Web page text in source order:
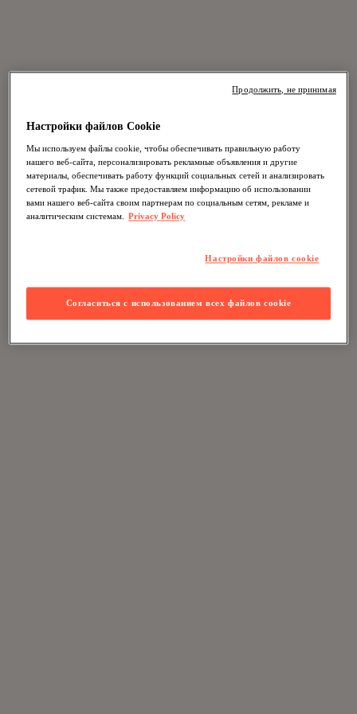
Настройки файлов Cookie
Мы используем файлы cookie, чтобы обеспечивать правильную работу
нашего веб-сайта, персонализировать рекламные объявления и другие
материалы, обеспечивать работу функций социальных сетей и анализировать
сетевой трафик. Мы также предоставляем информацию об использовании
вами нашего веб-сайта своим партнерам по социальным сетям, рекламе и
аналитическим системам. Privacy Policy
Настройки файлов cookie
Согласиться с использованием всех файлов cookie
Продолжить, не принимая